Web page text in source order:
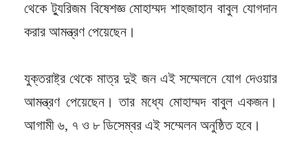
থেকে ট্যুরিজম বিষেশজ্ঞ মোহাম্মদ শাহজাহান বাবুল যোগদান
করার আমন্ত্রণ পেয়েছেন।
যুক্তরাষ্ট্র থেকে মাত্র দুই জন এই সম্মেলনে যোগ দেওয়ার
আমন্ত্রণ পেয়েছেন। তার মধ্যে মোহাম্মদ বাবুল একজন।
আগামী ৬, ৭ ও ৮ ডিসেম্বর এই সম্মেলন অনুষ্ঠিত হবে।